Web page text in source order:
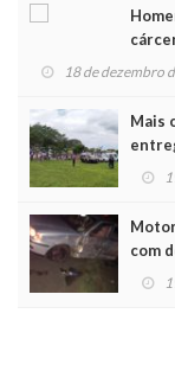
18 de dezembro
Mais
com